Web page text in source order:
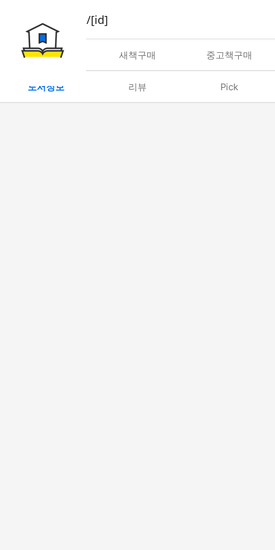
book/rent/[id]
대여 새책구매 중고책구매
도서정보 리뷰 Pick